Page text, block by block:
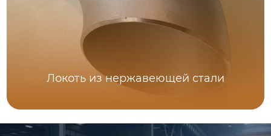
Локоть из нержавеющей стали